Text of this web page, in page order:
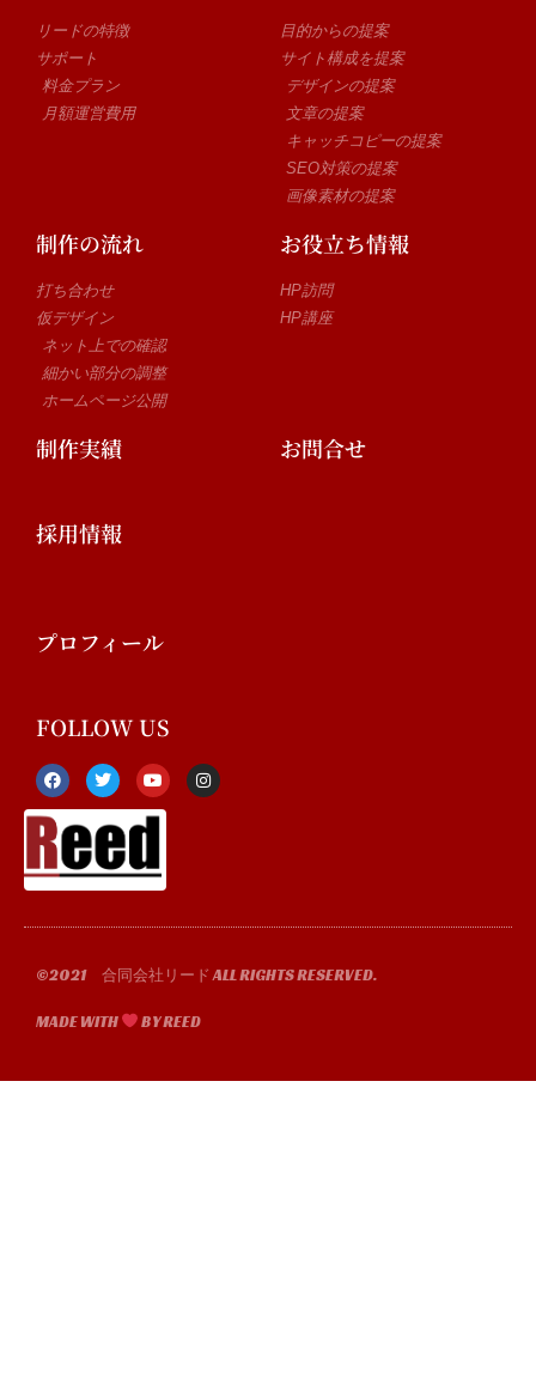
リードの特徴
サポート
料金プラン
月額運営費用
目的からの提案
サイト構成を提案
デザインの提案
文章の提案
キャッチコピーの提案
SEO対策の提案
画像素材の提案
制作の流れ
打ち合わせ
仮デザイン
ネット上での確認
細かい部分の調整
ホームページ公開
お役立ち情報
HP訪問
HP講座
制作実績 お問合せ
採用情報
プロフィール
FOLLOW US
F
a
c
e
b
o
o
k
f
T
w
i
t
e
r
Y
o
u
t
e
I
n
s
©2021 合同会社リード ALL RIGHTS RESERVED.
MADE WITH BY REED​​